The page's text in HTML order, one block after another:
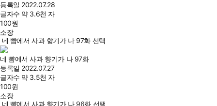
등록일 2022.07.28
글자수 약 3.6천 자
100원
소장
네 뺨에서 사과 향기가 나 97화 선택
네 뺨에서 사과 향기가 나 97화
등록일 2022.07.27
글자수 약 3.5천 자
100원
소장
네 뺨에서 사과 향기가 나 96화 선택